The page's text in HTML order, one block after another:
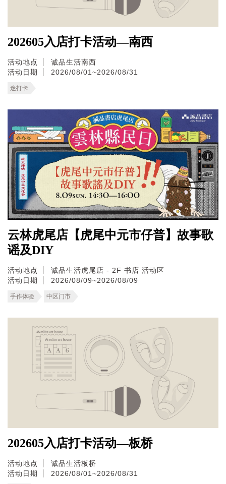
202605入店打卡活动—南西
活动地点
诚品生活南西
活动日期
2026/08/01~2026/08/31
迷打卡
云林虎尾店【虎尾中元市仔普】故事歌
谣及DIY
活动地点
诚品生活虎尾店 - 2F 书店 活动区
活动日期
2026/08/09~2026/08/09
手作体验 中区门市
202605入店打卡活动—板桥
活动地点
诚品生活板桥
活动日期
2026/08/01~2026/08/31